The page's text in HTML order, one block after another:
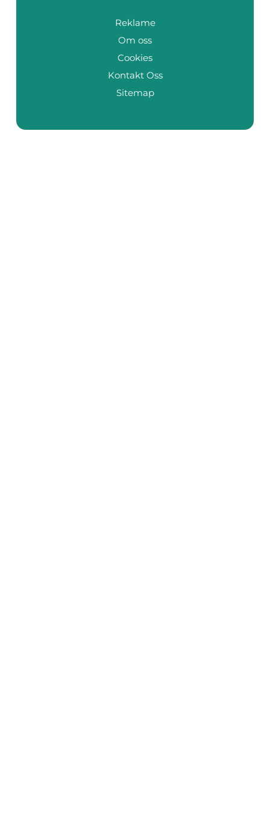
Reklame
Om oss
Cookies
Kontakt Oss
Sitemap